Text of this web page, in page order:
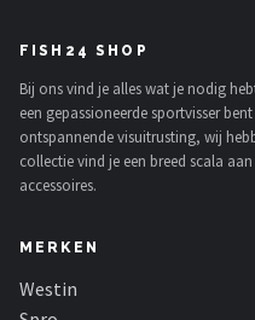
FISH24 SHOP
Bij ons vind je alles wat je nodig
een gepassioneerde sportvisser
ontspannende visuitrusting, wij
collectie vind je een breed scala
accessoires.
MERKEN
Westin